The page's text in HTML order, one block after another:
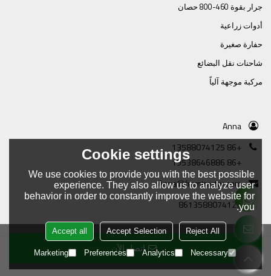
اتصل الآن
جرار بقوة 460-800 حصان
أدوات زراعية
حفارة صغيرة
شاحنات نقل البضائع
مركبة موجهة آلياً
Anna
+86 13588074125
+86 19538646886
Anna@framtractor.com
8613588074125
Copyright © 2026Tianjin Tractor Manufacturing Company Ltd.Support By
Cookie settings
We use cookies to provide you with the best possible
experience. They also allow us to analyze user
behavior in order to constantly improve the website for
you.
Reject All
Accept Selection
Accept all
Necessary
Analytics
Preferences
Marketing